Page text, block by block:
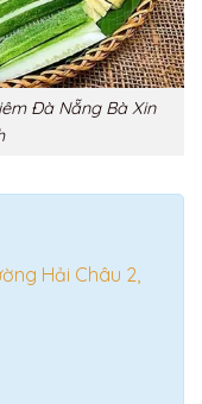
Đà Nẵng Bà Xin
Hải Châu 2,